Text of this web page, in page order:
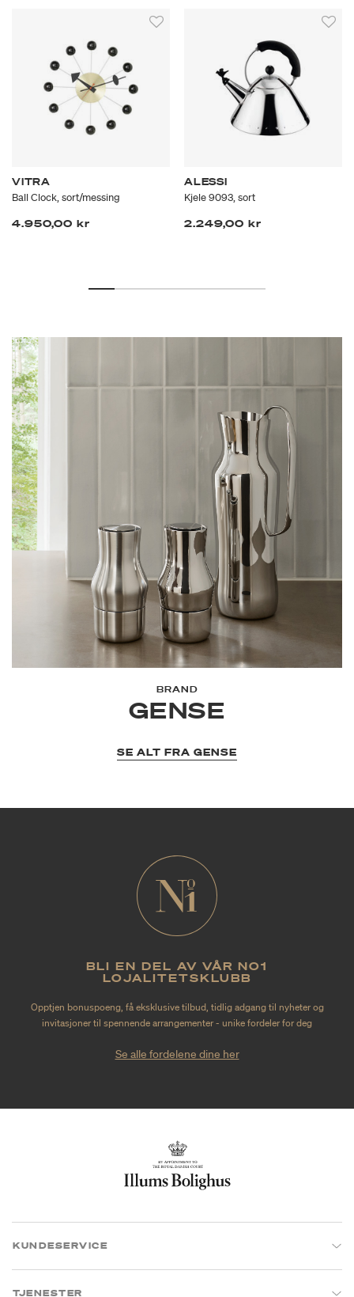
VITRA
Ball Clock, sort/messing
4.950,00 kr
ALESSI
Kjele 9093, sort
2.249,00 kr
BRAND
GENSE
SE ALT FRA GENSE
BLI EN DEL AV VÅR NO1
LOJALITETSKLUBB
Opptjen bonuspoeng, få eksklusive tilbud, tidlig adgang til nyheter og
invitasjoner til spennende arrangementer - unike fordeler for deg
Se alle fordelene dine her
KUNDESERVICE
TJENESTER